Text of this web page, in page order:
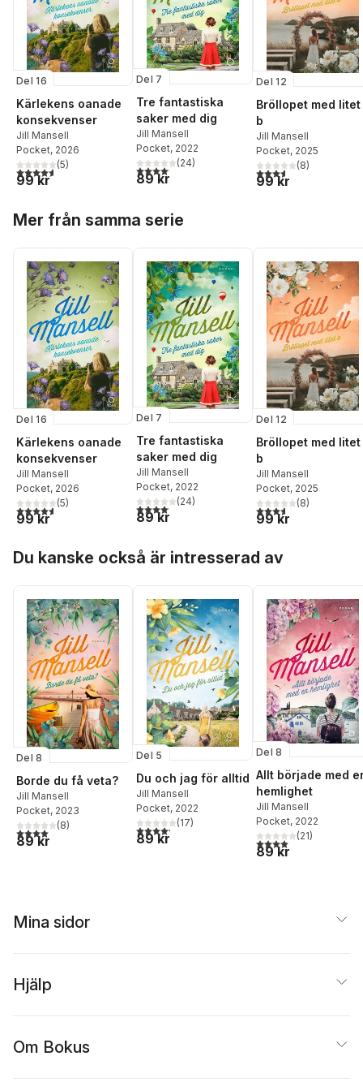
Del 16
Kärlekens oanade
konsekvenser
Jill Mansell
Pocket, 2026
4,6utav 5 stjärnor. Totalt antal röster:
(5)
99 kr
Del 7
Tre fantastiska
saker med dig
Jill Mansell
Pocket, 2022
4,1utav 5 stjärnor. Totalt antal röster:
(24)
89 kr
Del 12
Bröllopet med litet
b
Jill Mansell
Pocket, 2025
3,6utav 5 stjärnor.
(8)
99 kr
Mer från samma serie
Del 16
Kärlekens oanade
konsekvenser
Jill Mansell
Pocket, 2026
4,6utav 5 stjärnor. Totalt antal röster:
(5)
99 kr
Del 7
Tre fantastiska
saker med dig
Jill Mansell
Pocket, 2022
4,1utav 5 stjärnor. Totalt antal röster:
(24)
89 kr
Del 12
Bröllopet med litet
b
Jill Mansell
Pocket, 2025
3,6utav 5 stjärnor.
(8)
99 kr
Du kanske också är intresserad av
Del 8
Borde du få veta?
Jill Mansell
Pocket, 2023
4,0utav 5 stjärnor. Totalt antal röster:
(8)
89 kr
Del 5
Du och jag för alltid
Jill Mansell
Pocket, 2022
4,2utav 5 stjärnor. Totalt antal röster:
(17)
89 kr
Del 8
Allt började med
hemlighet
Jill Mansell
Pocket, 2022
4,0utav 5 stjärnor.
(21)
89 kr
Mina sidor
Hjälp
Om Bokus